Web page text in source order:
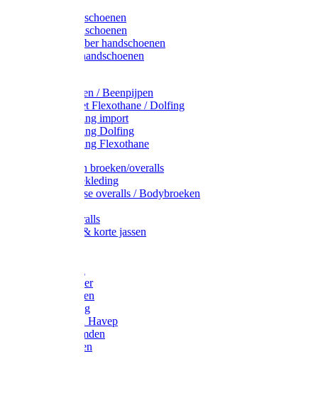
Latex handschoenen
Leren handschoenen
PVC / Rubber handschoenen
Katoenen handschoenen
Plukmouwen / Beenpijpen
Reparatieset Flexothane / Dolfing
Regenkleding import
Regenkleding Dolfing
Regenkleding Flexothane
Toebehoren broeken/overalls
Signalisatiekleding
Amerikaanse overalls / Bodybroeken
Kinderoveralls
Stofjassen & korte jassen
Bodywarmer
Werkbroeken
Zaagkleding
Werkjassen Havep
Thermohemden
Overhemden